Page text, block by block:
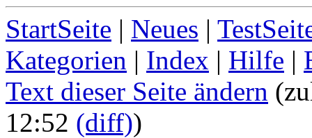
StartSeite | Neues |
Kategorien | Index | Hilfe |
Text dieser Seite ändern
12:52 (diff))